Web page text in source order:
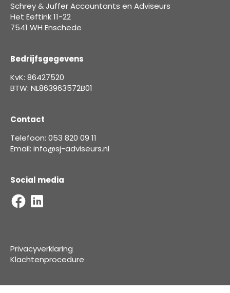
Schrey & Juffer Accountants en Adviseurs
Het Eeftink 11-22
7541 WH Enschede
Bedrijfsgegevens
KvK: 86427520
BTW: NL863963572B01
Contact
Telefoon: 053 820 09 11
Email: info@sj-adviseurs.nl
Social media
Privacyverklaring
Klachtenprocedure